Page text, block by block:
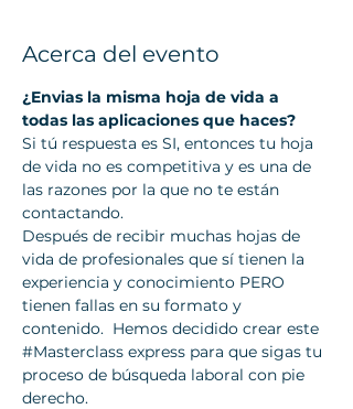
Acerca del evento
¿Envias la misma hoja de vida a
todas las aplicaciones que haces?
Si tú respuesta es SI, entonces tu hoja
de vida no es competitiva y es una de
las razones por la que no te están
contactando.
Después de recibir muchas hojas de
vida de profesionales que sí tienen la
experiencia y conocimiento PERO
tienen fallas en su formato y
contenido.  Hemos decidido crear este
#Masterclass express para que sigas tu
proceso de búsqueda laboral con pie
derecho.